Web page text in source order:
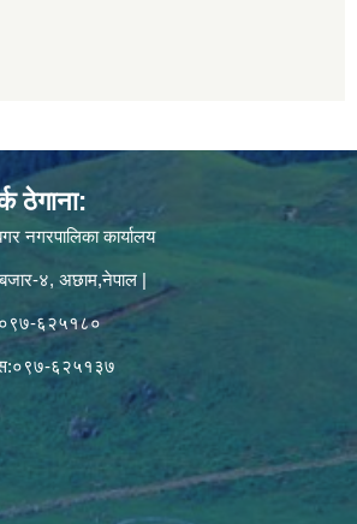
ठेगाना:
नगरपालिका कार्यालय
४, अछाम,नेपाल |
६२५१८०
६२५१३७